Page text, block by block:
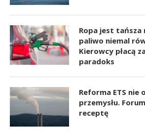
Ropa jest tańsza
paliwo niemal
Kierowcy płacą
paradoks
Reforma ETS nie
przemysłu.
receptę